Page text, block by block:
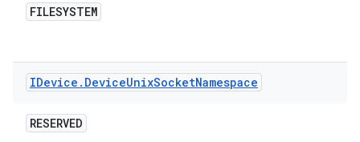
FILESYSTEM
IDevice . DeviceUnixSocketNamespace
RESERVED